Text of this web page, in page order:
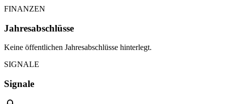
FINANZEN
Jahresabschlüsse
Keine öffentlichen Jahresabschlüsse hinterlegt.
SIGNALE
Signale